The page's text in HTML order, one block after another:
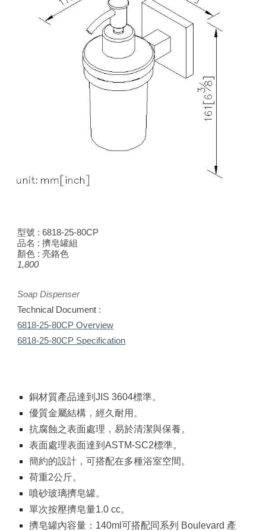
型號 : 6818-25-80CP
品名 : 擠皂罐組
顏色 : 亮鉻色
1,800
Soap Dispenser
Technical Document :
6818-25-80CP Overview
6818-25-80CP Specification
銅材質產品達到JIS 3604標準。
優質金屬結構，經久耐用。
抗腐蝕之表面處理，易於清潔與保養。
表面處理表面達到ASTM-SC2標準。
簡約的設計，可搭配在多種浴室空間。
荷重2公斤。
噴砂玻璃擠皂罐。
單次按壓擠皂量1.0 cc。
擠皂罐內容量：140ml可搭配同系列 Boulevard 產